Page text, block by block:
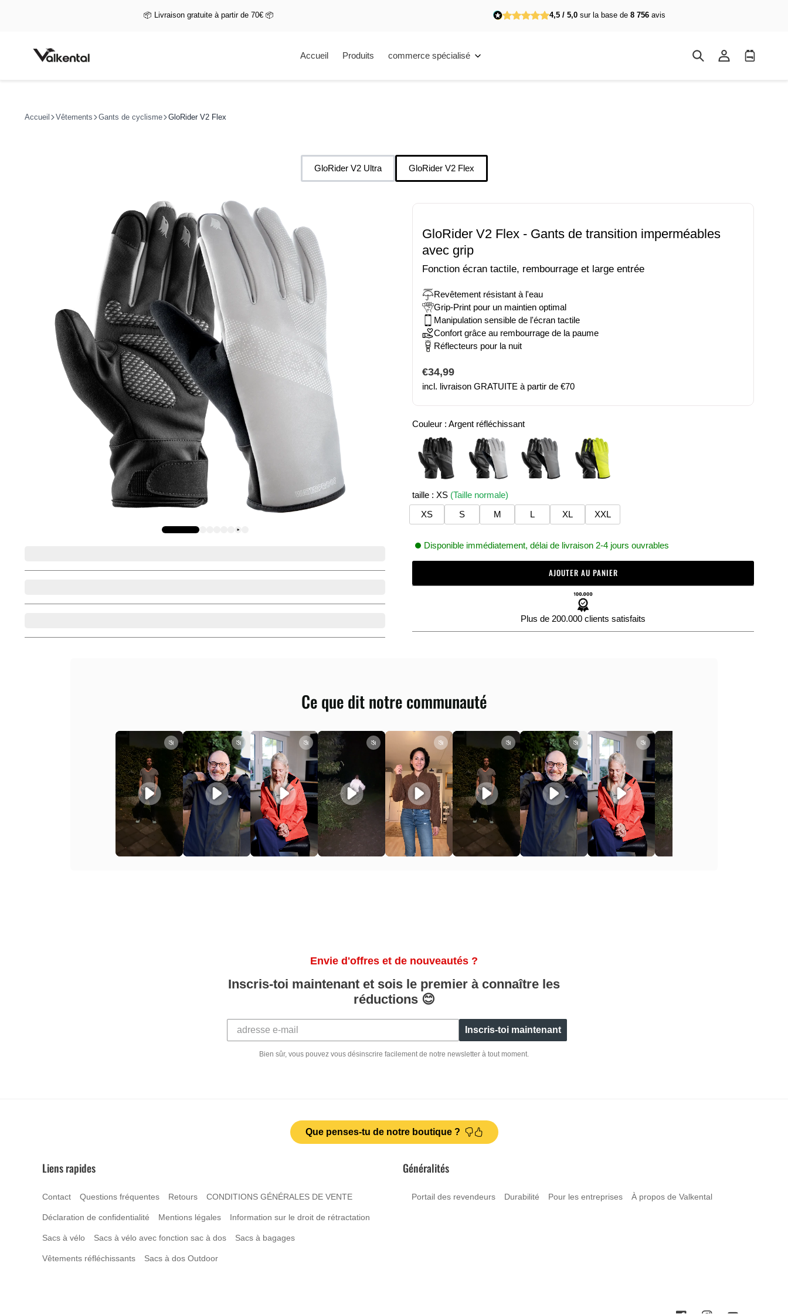
📦 Livraison gratuite à partir de 70€ 📦 4,5 / 5,0 sur la base de 8 756 avis
Accueil Produits commerce spécialisé
connecter
Panier
d'achat
Accueil Vêtements Gants de cyclisme GloRider V2 Flex
GloRider V2 Ultra GloRider V2 Flex
GloRider V2 Flex - Gants de transition imperméables
avec grip
Fonction écran tactile, rembourrage et large entrée
Revêtement résistant à l'eau
Grip-Print pour un maintien optimal
Manipulation sensible de l'écran tactile
Confort grâce au rembourrage de la paume
Réflecteurs pour la nuit
Prix
normal
€34,99
incl. livraison GRATUITE à partir de €70
Couleur : Argent réfléchissant
taille : XS (Taille normale)
XS
S M L XL XXL
Disponible immédiatement, délai de livraison 2-4 jours ouvrables
AJOUTER AU PANIER
Plus de 200.000 clients satisfaits
Ce que dit notre communauté
Envie d'offres et de nouveautés ?
Inscris-toi maintenant et sois le premier à connaître les
réductions 😊
Inscris-toi maintenant
Bien sûr, vous pouvez vous désinscrire facilement de notre newsletter à tout moment.
Que penses-tu de notre boutique ?
Liens rapides
Contact Questions fréquentes Retours CONDITIONS GÉNÉRALES DE VENTE
Déclaration de confidentialité Mentions légales Information sur le droit de rétractation
Sacs à vélo Sacs à vélo avec fonction sac à dos Sacs à bagages
Vêtements réfléchissants Sacs à dos Outdoor
Généralités
Portail des revendeurs Durabilité Pour les entreprises À propos de Valkental